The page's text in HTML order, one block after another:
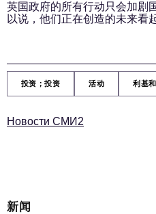
英国政府的所有行动只会加剧
以说，他们正在创造的未来看
投资；投资 活动 利基
Новости СМИ2
新闻